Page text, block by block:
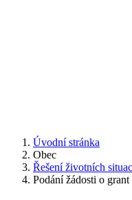
Úvodní stránka
Obec
Řešení životních
Podání žádosti o